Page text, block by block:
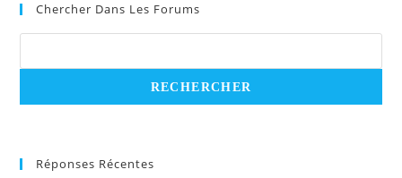
Chercher Dans Les Forums
Réponses Récentes